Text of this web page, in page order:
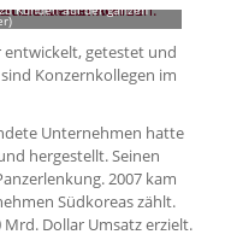
Kunden auf der ganzen
entwickelt, getestet und
Konzernkollegen im
Unternehmen hatte
hergestellt. Seinen
2007 kam
Südkoreas zählt.
Dollar Umsatz erzielt.